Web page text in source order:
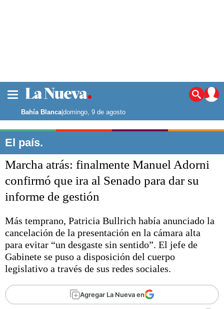
Noticias
La ciudad
Punta Alta
El mundo
Seguridad
Liga del Sur
Básquetbol
Fútbol
Federal A
Arte y cultura
Aplausos
Cines
Economía y campo
Economía y finanzas
Bahía Blanca|domingo, 9 de agosto
El país.
Marcha atrás: finalmente Manuel Adorni
confirmó que ira al Senado para dar su
informe de gestión
Más temprano, Patricia Bullrich había anunciado la
cancelación de la presentación en la cámara alta
para evitar “un desgaste sin sentido”. El jefe de
Gabinete se puso a disposición del cuerpo
legislativo a través de sus redes sociales.
Agregar La Nueva en